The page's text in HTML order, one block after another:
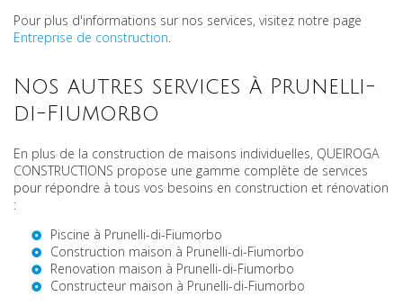
Pour plus d'informations sur nos services, visitez notre page
Entreprise de construction
Nos autres services à Prunelli-
di-Fiumorbo
En plus de la construction de maisons individuelles, QUEIROGA
CONSTRUCTIONS propose une gamme complète de services
pour répondre à tous vos besoins en construction et rénovation
:
Piscine à Prunelli-di-Fiumorbo
Construction maison à Prunelli-di-Fiumorbo
Renovation maison à Prunelli-di-Fiumorbo
Constructeur maison à Prunelli-di-Fiumorbo